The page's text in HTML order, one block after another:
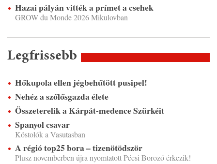
Hazai pályán vitték a prímet a csehek
GROW du Monde 2026 Mikulovban
Legfrissebb
Hőkupola ellen jégbehűtött pusipel!
Nehéz a szőlősgazda élete
Összeterelik a Kárpát-medence Szürkéit
Spanyol csavar
Kóstolók a Vasutasban
A régió top25 bora – tizenötödször
Plusz novemberben újra nyomtatott Pécsi Borozó érkezik!